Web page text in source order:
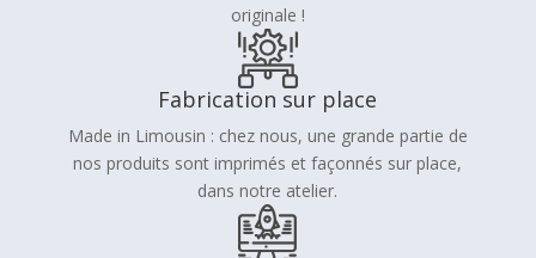
originale !
Fabrication sur place
Made in Limousin : chez nous, une grande partie de
nos produits sont imprimés et façonnés sur place,
dans notre atelier.